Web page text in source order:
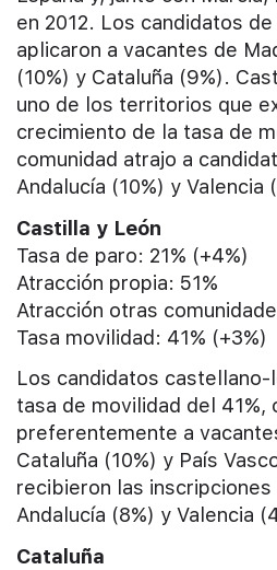
en 2012. Los candidatos
aplicaron a vacantes de
(10%) y Cataluña (9%).
uno de los territorios que
crecimiento de la tasa de
comunidad atrajo a
Andalucía (10%) y Valencia
Castilla y León
Tasa de paro: 21% (+4%)
Atracción propia: 51%
Atracción otras
Tasa movilidad: 41% (+3%)
Los candidatos castellano-
tasa de movilidad del 41%,
preferentemente a
Cataluña (10%) y País
recibieron las
Andalucía (8%) y Valencia
Cataluña